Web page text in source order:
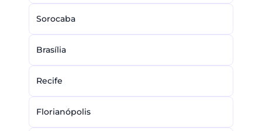
Sorocaba
Brasília
Recife
Florianópolis